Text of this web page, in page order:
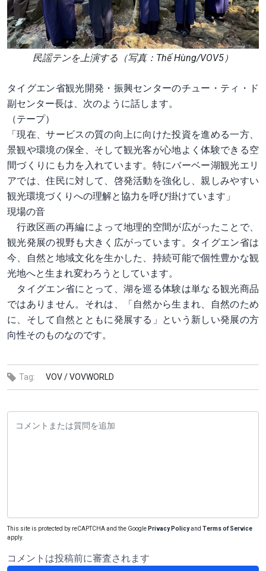
民謡テンを上演する（写真：Thế Hùng/VOV5）
タイグエン省観光開発・振興センターのチュー・ティ・ド
副センター長は、次のように話します。
（テープ）
「現在、サービスの質の向上に向けた投資を進める一方、
景観や環境の保全、そして観光客が心地よく体験できる空
間づくりにも力を入れています。特にバーベー湖観光エリ
アでは、住民に対して、啓発活動を強化し、親しみやすい
観光環境づくりへの理解と協力を呼び掛けています」
現場の音
行政区画の再編によって地理的空間が広がったことで、
観光発展の視野も大きく広がっています。タイグエン省は
今、自然と地域文化を生かした、持続可能で個性豊かな観
光地へと生まれ変わろうとしています。
タイグエン省にとって、湖を巡る体験は単なる観光商品
ではありません。それは、「自然から生まれ、自然のため
に、そして自然とともに発展する」という新しい発展の方
向性そのものなのです。
Tag: VOV /VOVWORLD
This site is protected by reCAPTCHA and the Google Privacy Policyand Terms of Service
apply.
コメントは投稿前に審査されます